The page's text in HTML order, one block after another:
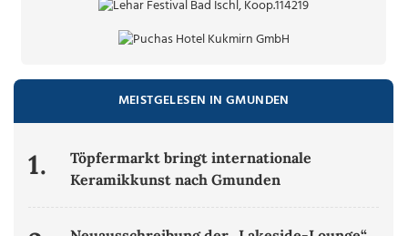
MEISTGELESEN IN GMUNDEN
1.
Töpfermarkt bringt internationale
Keramikkunst nach Gmunden